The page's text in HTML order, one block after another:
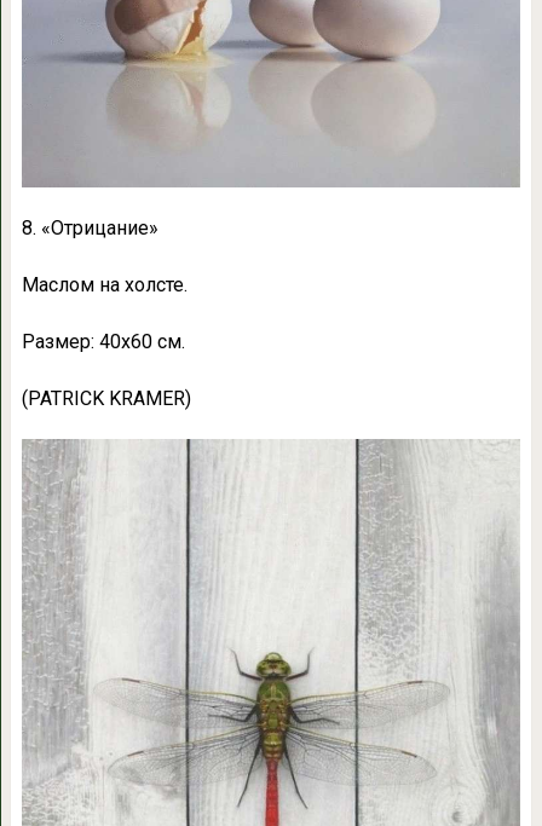
8. «Отрицание»
Маслом на холсте.
Размер: 40х60 см.
(PATRICK KRAMER)